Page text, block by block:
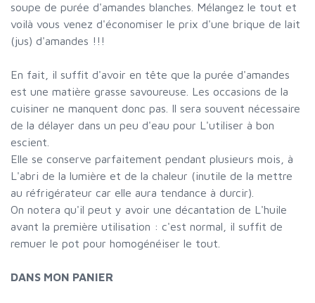
soupe de purée d'amandes blanches. Mélangez le tout et
voilà vous venez d'économiser le prix d'une brique de lait
(jus) d'amandes !!!
En fait, il suffit d'avoir en tête que la purée d'amandes
est une matière grasse savoureuse. Les occasions de la
cuisiner ne manquent donc pas. Il sera souvent nécessaire
de la délayer dans un peu d'eau pour L'utiliser à bon
escient.
Elle se conserve parfaitement pendant plusieurs mois, à
L'abri de la lumière et de la chaleur (inutile de la mettre
au réfrigérateur car elle aura tendance à durcir).
On notera qu'il peut y avoir une décantation de L'huile
avant la première utilisation : c'est normal, il suffit de
remuer le pot pour homogénéiser le tout.
DANS MON PANIER